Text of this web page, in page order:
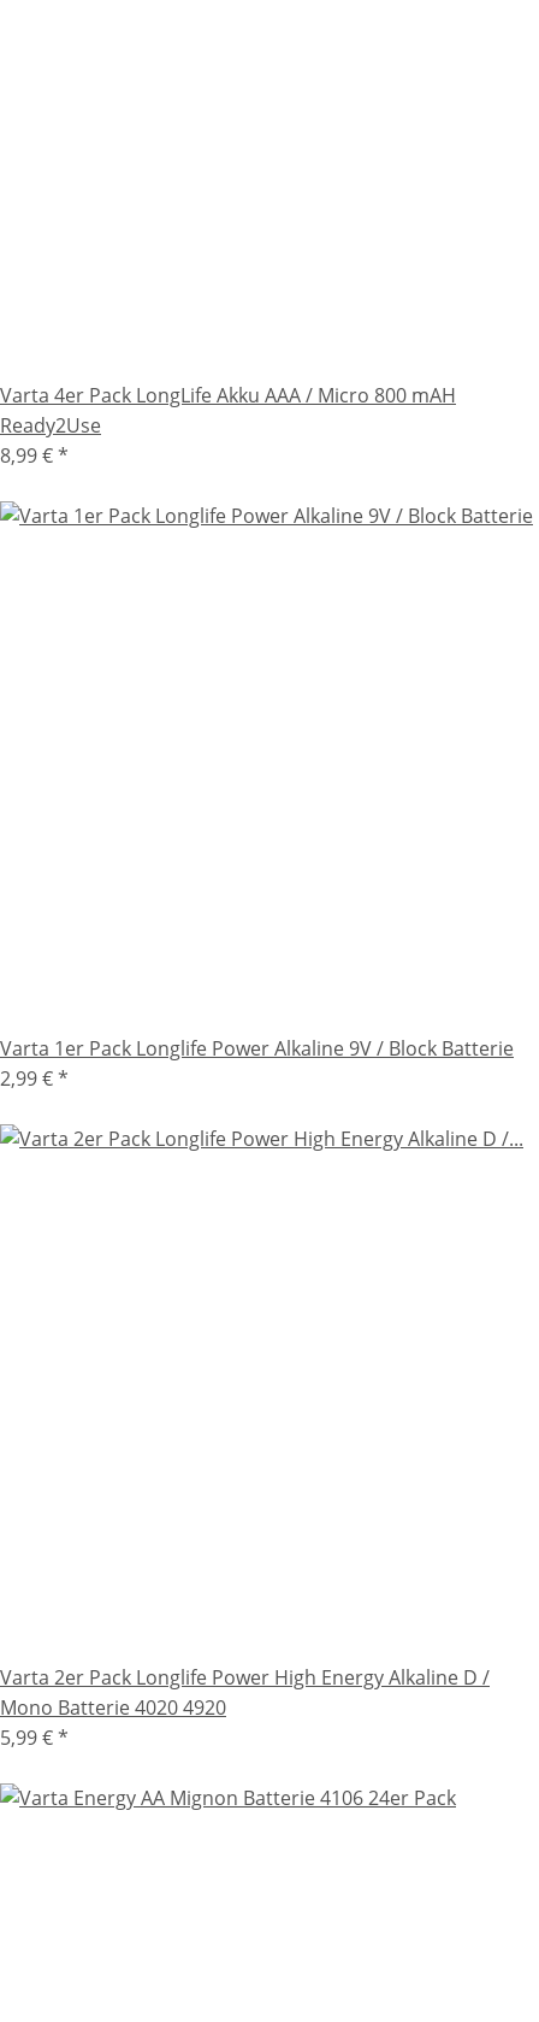
Varta 4er Pack LongLife Akku AAA / Micro 800 mAH
Ready2Use
8,99 €*
Varta 1er Pack Longlife Power Alkaline 9V / Block Batterie
2,99 €*
Varta 2er Pack Longlife Power High Energy Alkaline D /
Mono Batterie 4020 4920
5,99 €*